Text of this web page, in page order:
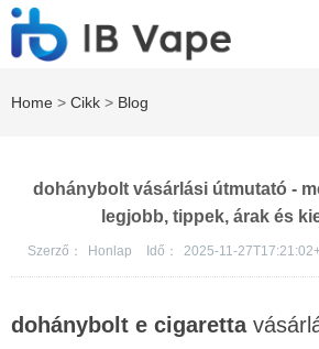
Home > Cikk > Blog
dohánybolt vásárlási útmutató -
legjobb, tippek, árak és
Szerző： Honlap Idő： 2025-11-
dohánybolt e cigaretta